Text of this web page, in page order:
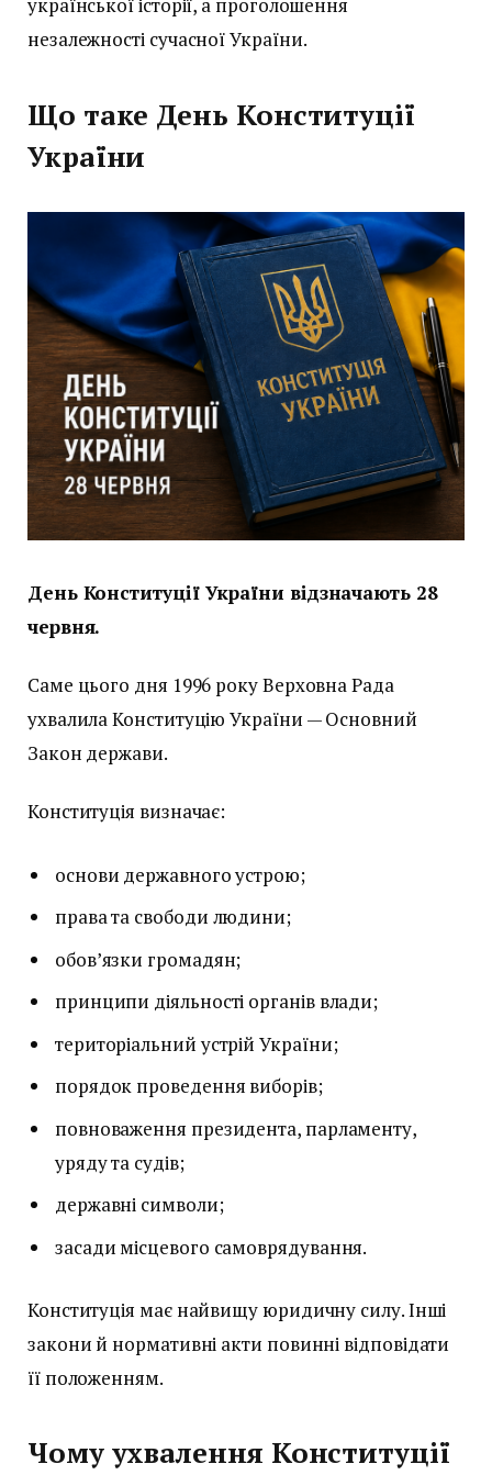
української історії, а проголошення
незалежності сучасної України.
Що таке День Конституції
України
День Конституції України відзначають 28
червня.
Саме цього дня 1996 року Верховна Рада
ухвалила Конституцію України — Основний
Закон держави.
Конституція визначає:
основи державного устрою;
права та свободи людини;
обов’язки громадян;
принципи діяльності органів влади;
територіальний устрій України;
порядок проведення виборів;
повноваження президента, парламенту,
уряду та судів;
державні символи;
засади місцевого самоврядування.
Конституція має найвищу юридичну силу. Інші
закони й нормативні акти повинні відповідати
її положенням.
Чому ухвалення Конституції